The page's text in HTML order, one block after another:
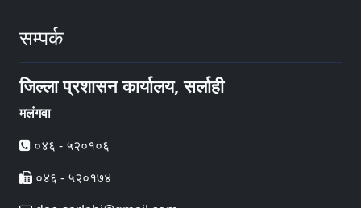
सम्पर्क
जिल्ला प्रशासन कार्यालय, सर्लाही
मलंगवा
०४६ - ५२०१०६
०४६ - ५२०१७४